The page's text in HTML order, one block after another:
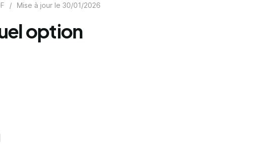
/ Mise à jour le 30/01/2026
option